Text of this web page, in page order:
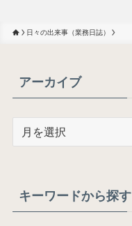
日々の出来事（業務日誌）
アーカイブ
ブキーワードから探す